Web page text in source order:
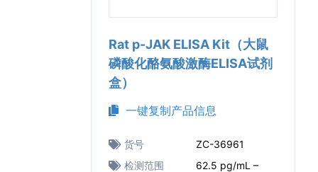
Rat p-JAK ELISA Kit（大鼠
磷酸化酪氨酸激酶ELISA试剂
盒）
一键复制产品信息
货号
ZC-36961
检测范围
62.5 pg/mL –